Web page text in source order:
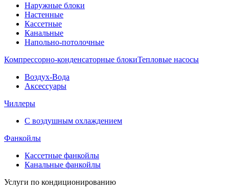
Наружные блоки
Настенные
Кассетные
Канальные
Напольно-потолочные
Компрессорно-конденсаторные блокиТепловые насосы
Воздух-Вода
Аксессуары
Чиллеры
С воздушным охлаждением
Фанкойлы
Кассетные фанкойлы
Канальные фанкойлы
Услуги по кондиционированию